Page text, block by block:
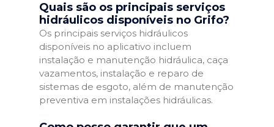
Quais são os principais serviços
hidráulicos disponíveis no Grifo?
Os principais serviços hidráulicos
disponíveis no aplicativo incluem
instalação e manutenção hidráulica, caça
vazamentos, instalação e reparo de
sistemas de esgoto, além de manutenção
preventiva em instalações hidráulicas.